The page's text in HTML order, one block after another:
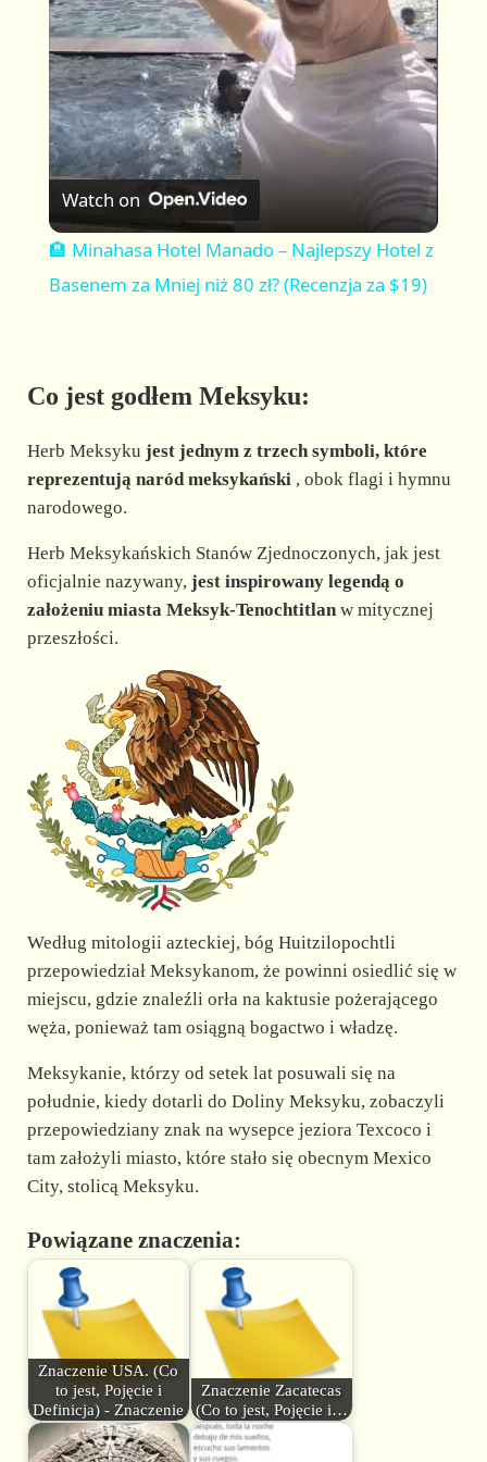
a
y
V
i
o
Watch on
🏨 Minahasa Hotel Manado – Najlepszy Hotel z
Basenem za Mniej niż 80 zł? (Recenzja za $19)
Co jest godłem Meksyku:
Herb Meksyku jest jednym z trzech symboli, które
reprezentują naród meksykański, obok flagi i hymnu
narodowego.
Herb Meksykańskich Stanów Zjednoczonych, jak jest
oficjalnie nazywany, jest inspirowany legendą o
założeniu miasta Meksyk-Tenochtitlanw mitycznej
przeszłości.
Według mitologii azteckiej, bóg Huitzilopochtli
przepowiedział Meksykanom, że powinni osiedlić się w
miejscu, gdzie znaleźli orła na kaktusie pożerającego
węża, ponieważ tam osiągną bogactwo i władzę.
Meksykanie, którzy od setek lat posuwali się na
południe, kiedy dotarli do Doliny Meksyku, zobaczyli
przepowiedziany znak na wysepce jeziora Texcoco i
tam założyli miasto, które stało się obecnym Mexico
City, stolicą Meksyku.
Powiązane znaczenia:
Znaczenie USA. (Co
to jest, Pojęcie i
Definicja) - Znaczenie
Znaczenie Zacatecas
(Co to jest, Pojęcie i…